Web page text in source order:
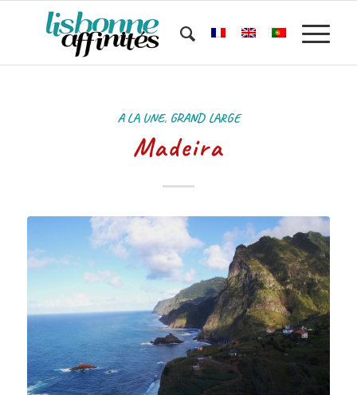
A LA UNE, GRAND LARGE
Madeira